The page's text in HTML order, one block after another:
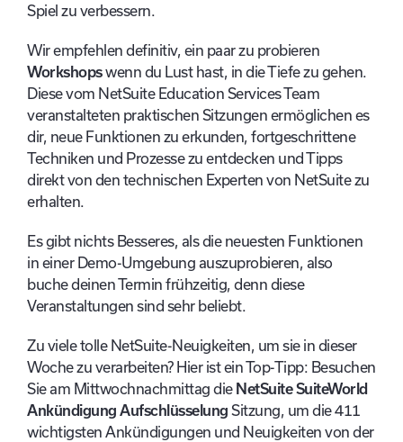
Spiel zu verbessern.
Wir empfehlen definitiv, ein paar zu probieren
Workshopswenn du Lust hast, in die Tiefe zu gehen.
Diese vom NetSuite Education Services Team
veranstalteten praktischen Sitzungen ermöglichen es
dir, neue Funktionen zu erkunden, fortgeschrittene
Techniken und Prozesse zu entdecken und Tipps
direkt von den technischen Experten von NetSuite zu
erhalten.
Es gibt nichts Besseres, als die neuesten Funktionen
in einer Demo-Umgebung auszuprobieren, also
buche deinen Termin frühzeitig, denn diese
Veranstaltungen sind sehr beliebt.
Zu viele tolle NetSuite-Neuigkeiten, um sie in dieser
Woche zu verarbeiten? Hier ist ein Top-Tipp: Besuchen
Sie am Mittwochnachmittag dieNetSuite SuiteWorld
Ankündigung Aufschlüsselung Sitzung, um die 411
wichtigsten Ankündigungen und Neuigkeiten von der